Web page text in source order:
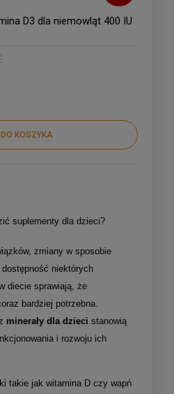
D3 dla niemowląt 400 IU
DO KOSZYKA
suplementy dla dzieci?
zmiany w sposobie
niektórych
diecie sprawiają, że
bardziej potrzebna.
minerały dla dzieci stanowią
i rozwoju ich
takie jak witamina D czy wapń